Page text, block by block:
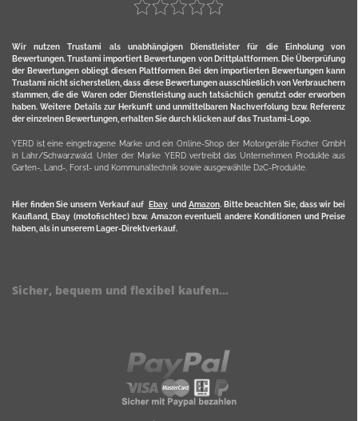
Wir nutzen Trustami als unabhängigen Dienstleister für die Einholung von
Bewertungen. Trustami importiert Bewertungen von Drittplattformen. Die Überprüfung
der Bewertungen obliegt diesen Plattformen. Bei den importierten Bewertungen kann
Trustami nicht sicherstellen, dass diese Bewertungen ausschließlich von Verbrauchern
stammen, die die Waren oder Dienstleistung auch tatsächlich genutzt oder erworben
haben. Weitere Details zur Herkunft und unmittelbaren Nachverfolung bzw. Referenz
der einzelnen Bewertungen, erhalten Sie durch klicken auf das Trustami-Logo.
YERD ist eine eingetragene Marke und ein Online-Shop der Motorgeräte Fischer GmbH
in Lahr/Schwarzwald. Unter der Marke YERD vertreibt das Unternehmen Produkte aus
Garten-, Land-, Forst- und Kommunaltechnik sowie ausgewählte D2C-Produkte.
Hier finden Sie unsern Verkauf auf Ebayund Amazon. Bitte beachten Sie, dass wir bei
Kaufland, Ebay (motofischtec) bzw. Amazon eventuell andere Konditionen und Preise
haben, als in unserem Lager-Direktverkauf.
Sicher, bequem und flexibel kaufen...